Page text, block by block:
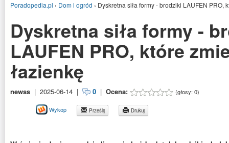
Poradopedia.pl › Dom i ogród › Dyskretna siła formy - brodziki LAUFEN PRO,
Dyskretna siła formy -
LAUFEN PRO, które
łazienkę
newss | 2025-06-14 | 0 | Ocena: (głosy: 0)
Wykop Prześlij Drukuj